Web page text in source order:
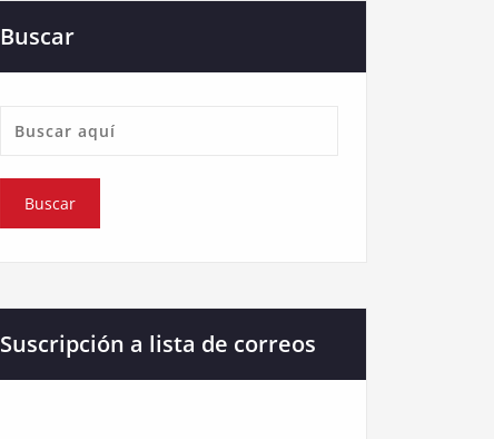
Buscar
Suscripción a lista de correos